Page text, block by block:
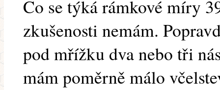
Co se týká rámkové míry
zkušenosti nemám.
pod mřížku dva nebo tři
mám poměrně málo